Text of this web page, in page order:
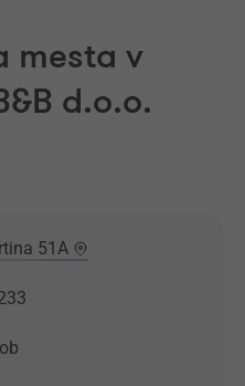
mesta v
d.o.o.
51A